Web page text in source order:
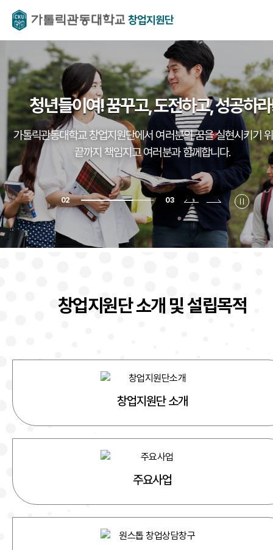
창업지원단
창업의 첫걸음, 창업지원단과 함께하세
청년창업 육성과 대학 기술을 활용한 창업지원을 통해 미래가
디자인하는 가톨릭관동대학교 창업지원단입니다.
청년들이여! 꿈꾸고, 도전하고, 성공하
가톨릭관동대학교 창업지원단에서 여러분의 꿈을 실현시키기
끝까지 책임지고 여러분과 함께합니다.
안정적인 창업을 위한 맞춤형 지원을
제공합니다.
가톨릭관동대학교 창업지원단은 청년들의 안정적인 창업을 위
맞춤형 지원에 힘을쓰고 있습니다.
2 3
창업지원단 소개 및 설립목적
창업지원단 소개
주요사업